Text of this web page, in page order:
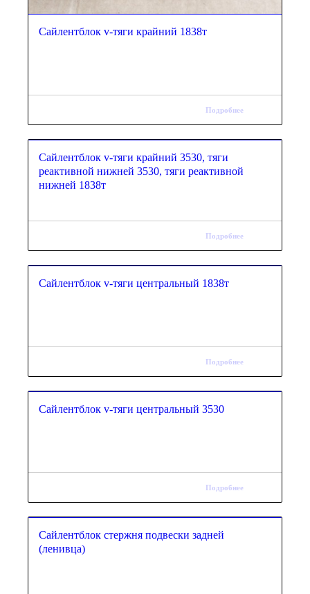
Сайлентблок v-тяги крайний 1838т
Подробнее
Сайлентблок v-тяги крайний 3530, тяги
реактивной нижней 3530, тяги реактивной
нижней 1838т
Подробнее
Сайлентблок v-тяги центральный 1838т
Подробнее
Сайлентблок v-тяги центральный 3530
Подробнее
Сайлентблок стержня подвески задней
(ленивца)